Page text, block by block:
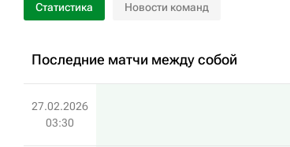
Статистика Новости команд
Последние матчи между собой
27.02.2026
03:30